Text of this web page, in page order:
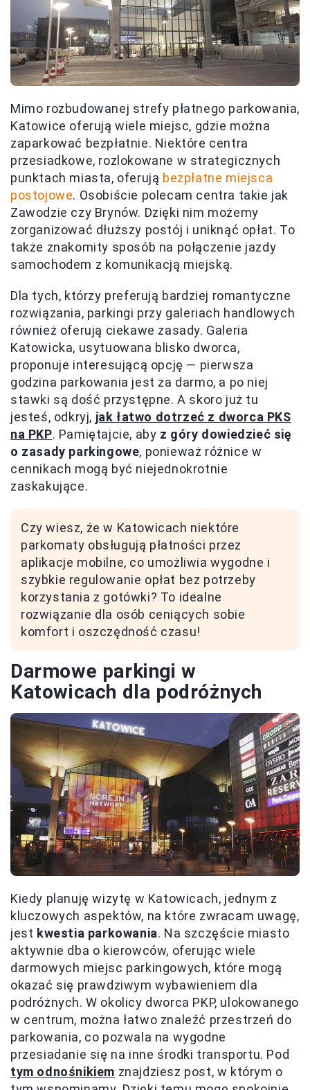
Mimo rozbudowanej strefy płatnego parkowania,
Katowice oferują wiele miejsc, gdzie można
zaparkować bezpłatnie. Niektóre centra
przesiadkowe, rozlokowane w strategicznych
punktach miasta, oferują bezpłatne miejsca
postojowe. Osobiście polecam centra takie jak
Zawodzie czy Brynów. Dzięki nim możemy
zorganizować dłuższy postój i uniknąć opłat. To
także znakomity sposób na połączenie jazdy
samochodem z komunikacją miejską.
Dla tych, którzy preferują bardziej romantyczne
rozwiązania, parkingi przy galeriach handlowych
również oferują ciekawe zasady. Galeria
Katowicka, usytuowana blisko dworca,
proponuje interesującą opcję — pierwsza
godzina parkowania jest za darmo, a po niej
stawki są dość przystępne. A skoro już tu
jesteś, odkryj, jak łatwo dotrzeć z dworca PKS
na PKP. Pamiętajcie, aby z góry dowiedzieć się
o zasady parkingowe, ponieważ różnice w
cennikach mogą być niejednokrotnie
zaskakujące.
Czy wiesz, że w Katowicach niektóre
parkomaty obsługują płatności przez
aplikacje mobilne, co umożliwia wygodne i
szybkie regulowanie opłat bez potrzeby
korzystania z gotówki? To idealne
rozwiązanie dla osób ceniących sobie
komfort i oszczędność czasu!
Darmowe parkingi w
Katowicach dla podróżnych
Kiedy planuję wizytę w Katowicach, jednym z
kluczowych aspektów, na które zwracam uwagę,
jest kwestia parkowania. Na szczęście miasto
aktywnie dba o kierowców, oferując wiele
darmowych miejsc parkingowych, które mogą
okazać się prawdziwym wybawieniem dla
podróżnych. W okolicy dworca PKP, ulokowanego
w centrum, można łatwo znaleźć przestrzeń do
parkowania, co pozwala na wygodne
przesiadanie się na inne środki transportu. Pod
tym odnośnikiem znajdziesz post, w którym o